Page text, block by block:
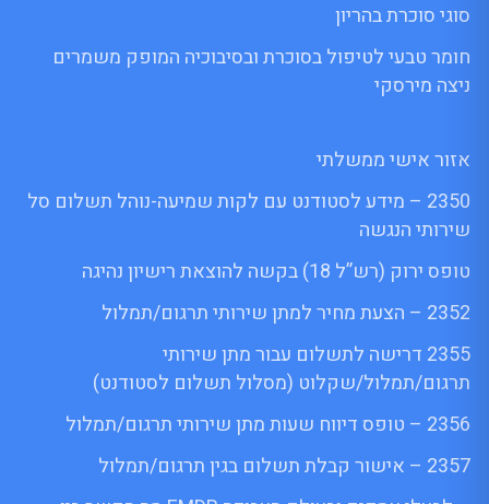
סוגי סוכרת בהריון
חומר טבעי לטיפול בסוכרת ובסיבוכיה המופק משמרים
ניצה מירסקי
אזור אישי ממשלתי
2350 – מידע לסטודנט עם לקות שמיעה-נוהל תשלום סל
שירותי הנגשה
טופס ירוק (רש”ל 18) בקשה להוצאת רישיון נהיגה
2352 – הצעת מחיר למתן שירותי תרגום/תמלול
2355 דרישה לתשלום עבור מתן שירותי
תרגום/תמלול/שקלוט (מסלול תשלום לסטודנט)
2356 – טופס דיווח שעות מתן שירותי תרגום/תמלול
2357 – אישור קבלת תשלום בגין תרגום/תמלול